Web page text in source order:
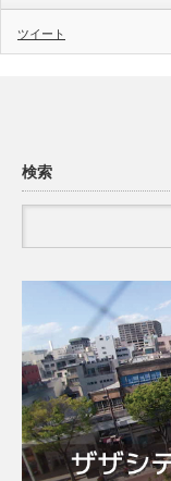
ツイート
検索